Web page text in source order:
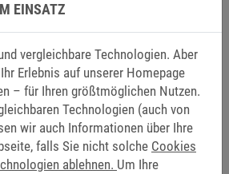
im Drive
und Sicherheitsfunktionen
die relevanten normativen
unter anderem:
EINSATZ
vergleichbare Technologien. Aber
Erlebnis auf unserer Homepage
– für Ihren größtmöglichen Nutzen.
Technologien (auch von
wir auch Informationen über Ihre
falls Sie nicht solche Cookies
ablehnen. Um Ihre